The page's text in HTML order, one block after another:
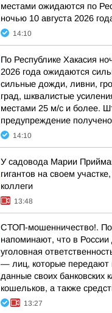
местами ожидаются по
ночью 10 августа 2026
14:10
По Республике Хакасия
2026 года ожидаются
сильные дожди, ливни,
град, шквалистые
местами 25 м/с и более.
предупреждение
14:10
У садовода Марии
гигантов на своем
коллеги
13:48
СТОП-мошенничество!.
напоминают, что в России
уголовная
— лиц, которые передают
данные своих банковских
кошельков, а также
13:27